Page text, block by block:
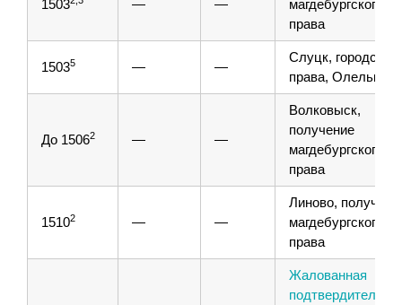
1503 — —
магдебургского
права
15035 — —
Слуцк, городские
права,
До 15062 — —
Волковыск,
получение
магдебургского
права
15102 — —
Линово,
магдебургского
права
Жалованная